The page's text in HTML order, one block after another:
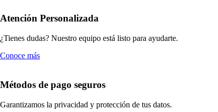
Atención Personalizada
¿Tienes dudas? Nuestro equipo está listo para ayudarte.
Conoce más
Métodos de pago seguros
Garantizamos la privacidad y protección de tus datos.